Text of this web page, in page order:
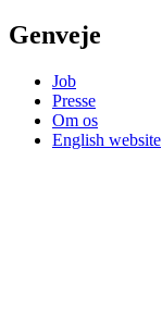
Genveje
Job
Presse
Om os
English website